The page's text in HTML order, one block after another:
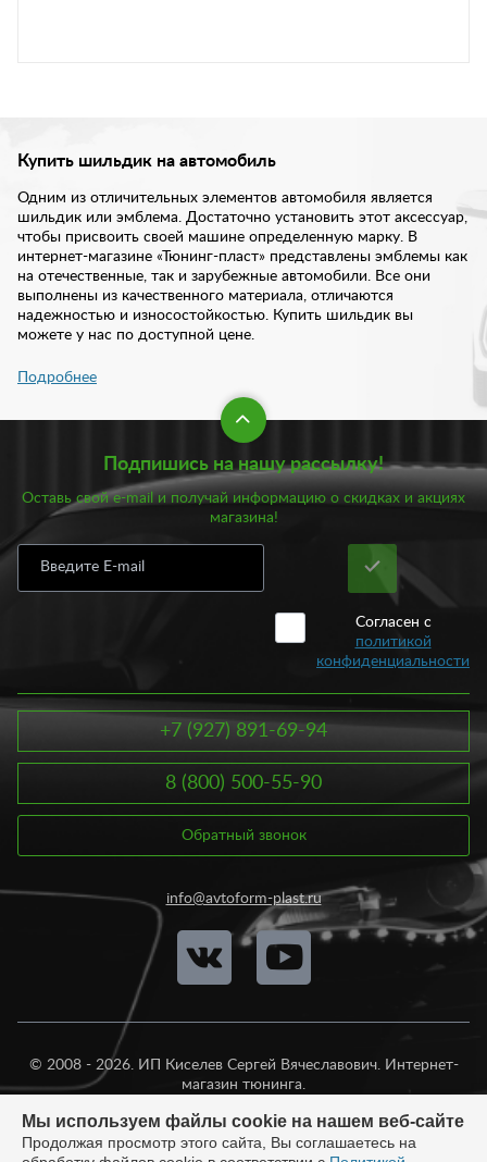
Купить шильдик на автомобиль
Одним из отличительных элементов автомобиля является
шильдик или эмблема. Достаточно установить этот аксессуар,
чтобы присвоить своей машине определенную марку. В
интернет-магазине «Тюнинг-пласт» представлены эмблемы как
на отечественные, так и зарубежные автомобили. Все они
выполнены из качественного материала, отличаются
надежностью и износостойкостью. Купить шильдик вы
можете у нас по доступной цене.
Внешний вид автомобиля складывается из числа многих
элементов. Такая деталь как шильдик способна дополнить
экстерьер любой машины. С помощью эмблемы в не только
преображаете внешность кузова, но и создаете
идентификацию по марке автомобиля. Некоторые, конечно,
прибегают к оригинальному решению: устанавливают,
например, на отечественный автомобиль, шильдик известной
иномарки. Однако рекомендуем использовать эмблемы по
назначению. С таким опознавательным элементом, вы сразу
узнаете марку автомобиля.
Большой выбор автоэмблем вы найдете в нашем интернет-
магазине. В нашем ассортименте вы найдете изделия, как для
отечественных автомобилей, так и для иномарок. Все они
изготовлены из прочных материалов. Эмблемы отличаются
качественным дизайном, в котором каждая деталь находится
на своем месте. Купить эмблему на автомобиль вы можете у
нас по доступной цене. Сделать заказ вы можете, не выходя из
дома или офиса. Если сомневаетесь в выборе шильдиков,
наши консультанты помогут вам в оптимальном подборе.
Подробнее
Подпишись на нашу рассылку!
Оставь свой e-mail и получай информацию о скидках и акциях
магазина!
Согласен с
политикой
конфиденциальности
+7 (927) 891-69-94
8 (800) 500-55-90
Обратный звонок
info@avtoform-plast.ru
© 2008 - 2026. ИП Киселев Сергей Вячеславович. Интернет-
магазин тюнинга.
Мы используем файлы cookie на нашем веб-сайте
Продолжая просмотр этого сайта, Вы соглашаетесь на